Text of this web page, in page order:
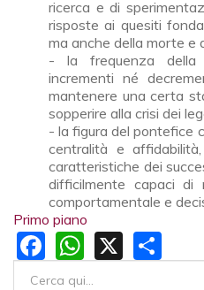
ricerca e di
risposte ai quesiti
ma anche della morte e
- la frequenza della
incrementi né
mantenere una certa
sopperire alla crisi dei
- la figura del pontefice
centralità e
caratteristiche dei
difficilmente capaci di
comportamentale e
Primo piano
Facebook
X
FORM DI RICERCA